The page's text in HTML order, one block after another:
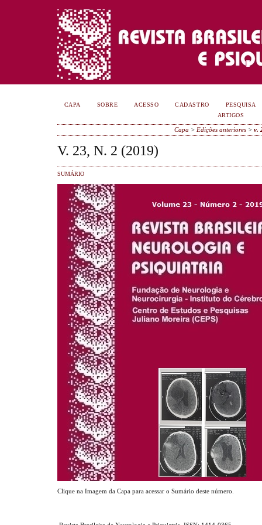
CAPA SOBRE ACESSO CADASTRO
PESQUISA
ARTIGOS
Capa > Edições anteriores> v.
V. 23, N. 2 (2019)
SUMÁRIO
Clique na Imagem da Capa para acessar o Sumário deste número.